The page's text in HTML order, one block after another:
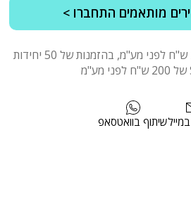
מותאמים התחברו >
*מינימום הזמנה של 2500 ש"ח לפני מע"מ, בהזמנות של 50 יחידות
שיתוף בוואטסאפ